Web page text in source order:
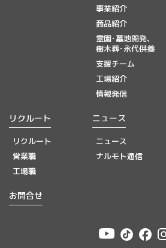
事業紹介
商品紹介
霊園･墓地開発、
樹木葬･永代供養
支援チーム
工場紹介
情報発信
リクルート
リクルート
営業職
工場職
ニュース
ニュース
ナルモト通信
お問合せ